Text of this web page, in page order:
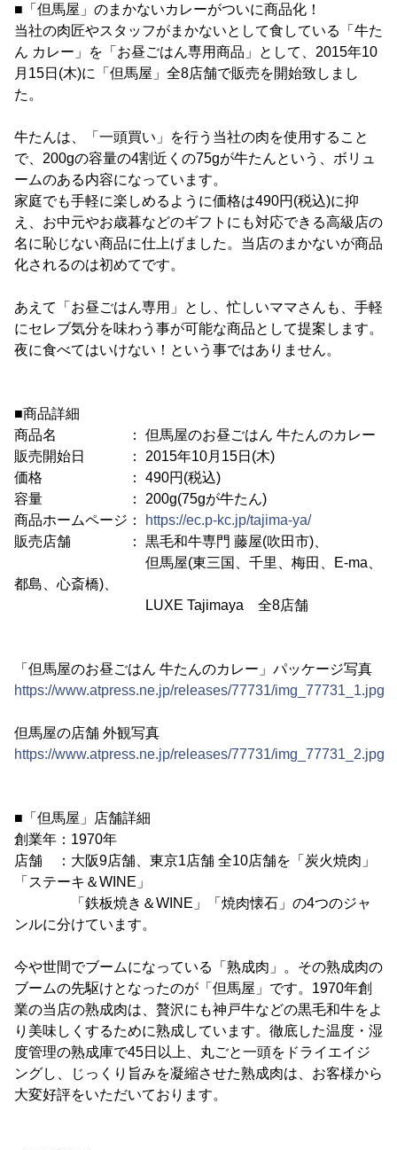
■「但馬屋」のまかないカレーがついに商品化！
当社の肉匠やスタッフがまかないとして食している「牛た
ん カレー」を「お昼ごはん専用商品」として、2015年10
月15日(木)に「但馬屋」全8店舗で販売を開始致しまし
た。
牛たんは、「一頭買い」を行う当社の肉を使用すること
で、200gの容量の4割近くの75gが牛たんという、ボリュ
ームのある内容になっています。
家庭でも手軽に楽しめるように価格は490円(税込)に抑
え、お中元やお歳暮などのギフトにも対応できる高級店の
名に恥じない商品に仕上げました。当店のまかないが商品
化されるのは初めてです。
あえて「お昼ごはん専用」とし、忙しいママさんも、手軽
にセレブ気分を味わう事が可能な商品として提案します。
夜に食べてはいけない！という事ではありません。
■商品詳細
商品名 ： 但馬屋のお昼ごはん 牛たんのカレー
販売開始日 ： 2015年10月15日(木)
価格 ： 490円(税込)
容量 ： 200g(75gが牛たん)
商品ホームページ：
https://ec.p-kc.jp/tajima-ya/
販売店舗 ： 黒毛和牛専門 藤屋(吹田市)、
但馬屋(東三国、千里、梅田、E-ma、
都島、心斎橋)、
LUXE Tajimaya 全8店舗
「但馬屋のお昼ごはん 牛たんのカレー」パッケージ写真
https://www.atpress.ne.jp/releases/77731/img_77731_1.jpg
但馬屋の店舗 外観写真
https://www.atpress.ne.jp/releases/77731/img_77731_2.jpg
■「但馬屋」店舗詳細
創業年：1970年
店舗 ：大阪9店舗、東京1店舗 全10店舗を「炭火焼肉」
「ステーキ＆WINE」
「鉄板焼き＆WINE」「焼肉懐石」の4つのジャ
ンルに分けています。
今や世間でブームになっている「熟成肉」。その熟成肉の
ブームの先駆けとなったのが「但馬屋」です。1970年創
業の当店の熟成肉は、贅沢にも神戸牛などの黒毛和牛をよ
り美味しくするために熟成しています。徹底した温度・湿
度管理の熟成庫で45日以上、丸ごと一頭をドライエイジ
ングし、じっくり旨みを凝縮させた熟成肉は、お客様から
大変好評をいただいております。